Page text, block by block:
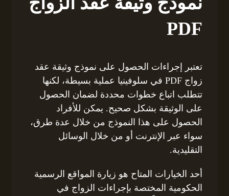
PDF
تعتبر إجراءات الحصول على نموذج وثيقة عقد
زواج PDF في سلوفينيا عملية بسيطة، لكنها
تتطلب اتباع خطوات محددة لضمان الحصول
على الوثيقة بشكل صحيح. يمكن للأفراد
الحصول على هذا النموذج من خلال عدة طرق،
سواء عبر الإنترنت أو من خلال الوسائل
التقليدية.
أحد الخيارات المتاح هو زيارة المواقع الرسمية
الحكومية المختصة بإجراءات الزواج في